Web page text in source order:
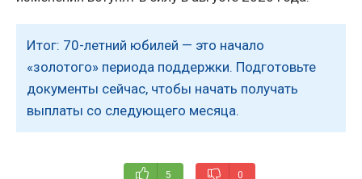
Итог: 70-летний юбилей — это начало
«золотого» периода поддержки. Подготовьте
документы сейчас, чтобы начать получать
выплаты со следующего месяца.
5 0